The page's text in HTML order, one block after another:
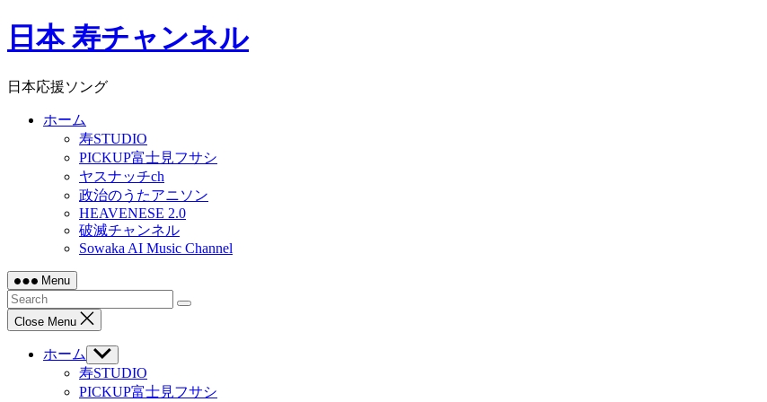
Skip
to日本 寿チャンネル
日本応援ソング
ホーム
寿STUDIO
PICKUP富士見フサシ
ヤスナッチch
政治のうたアニソン
HEAVENESE 2.0
破滅チャンネル
Sowaka AI Music Channel
Menu
Close Menu
ホーム
Show
sub
menu
寿STUDIO
PICKUP富士見フサシ